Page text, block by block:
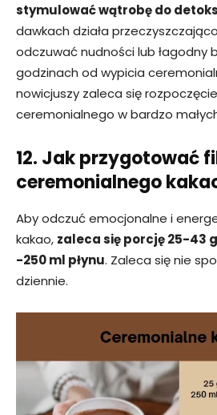
stymulować wątrobę do
dawkach działa
odczuwać nudności lub łagodny
godzinach od wypicia
nowicjuszy zaleca się
ceremonialnego w bardzo
12. Jak przygotować
ceremonialnego
Aby odczuć emocjonalne i
kakao, zaleca się porcję 25-43
-250 ml płynu. Zaleca się nie
dziennie.